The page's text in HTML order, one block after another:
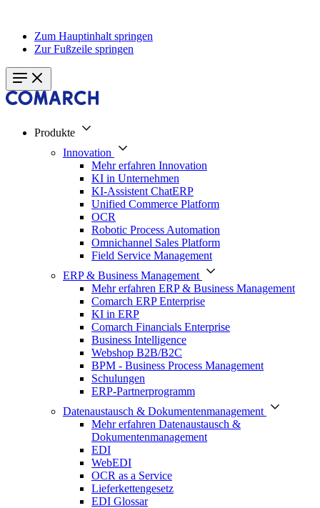
Zum Hauptinhalt springen
Zur Fußzeile springen
Produkte
Innovation
Mehr erfahren Innovation
KI in Unternehmen
KI-Assistent ChatERP
Unified Commerce Platform
OCR
Robotic Process Automation
Omnichannel Sales Platform
Field Service Management
ERP & Business Management
Mehr erfahren ERP & Business Management
Comarch ERP Enterprise
KI in ERP
Comarch Financials Enterprise
Business Intelligence
Webshop B2B/B2C
BPM - Business Process Management
Schulungen
ERP-Partnerprogramm
Datenaustausch & Dokumentenmanagement
Mehr erfahren Datenaustausch &
Dokumentenmanagement
EDI
WebEDI
OCR as a Service
Lieferkettengesetz
EDI Glossar